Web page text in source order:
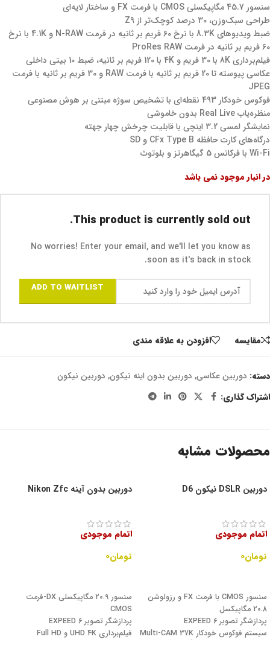
سنسور 45.7 مگاپیکسلی CMOS با فرمت FX و ساختار لایه‌ای
طراحی سبک‌وزن، 30 درصد کوچک‌تر از Z9
ضبط ویدیوهای 8.3K با نرخ 60 فریم بر ثانیه در فرمت N-RAW و 4.1K با نرخ
60 فریم بر ثانیه در فرمت ProRes RAW
فیلم‌برداری 8K با 30 فریم و 4K با 120 فریم بر ثانیه، ضبط 10 بیتی داخلی
عکاسی پیوسته تا 20 فریم بر ثانیه با فرمت RAW و 30 فریم بر ثانیه با فرمت
JPEG
فوکوس خودکار 493 نقطه‌ای با تشخیص سوژه مبتنی بر هوش مصنوعی
منظره‌یاب Real Live بدون خاموشی
نمایشگر لمسی 3.2 اینچی با قابلیت چرخش چهار جهته
درگاه‌های کارت حافظه CFx Type B و SD
Wi-Fi با فرکانس 5 گیگاهرتز و بلوتوث
در انبار موجود نمی باشد
This product is currently sold out.
No worries! Enter your email, and we'll let you know as
soon as it's back in stock.
ADD TO WAITLIST
مقايسه افزودن به علاقه مندی
دسته: دوربین عکاسی, دوربین بدون اینه نیکون, دوربین نیکون
اشتراک گذاری:
محصولات مشابه
دوربین DSLR نیکون D6
اتمام موجودی
تومان۰
سنسور CMOS با فرمت FX و رزولوشن
20.8 مگاپیکسل
پردازشگر تصویر EXPEED 6
سیستم فوکوس خودکار Multi-CAM 37K
دوربین بدون آینه Nikon Zfc
اتمام موجودی
تومان۰
سنسور 20.9 مگاپیکسلی DX-فرمت
CMOS
پردازشگر تصویر EXPEED 6
فیلم‌برداری UHD 4K و Full HD